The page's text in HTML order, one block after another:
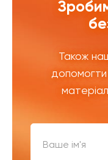
Також
допомогти